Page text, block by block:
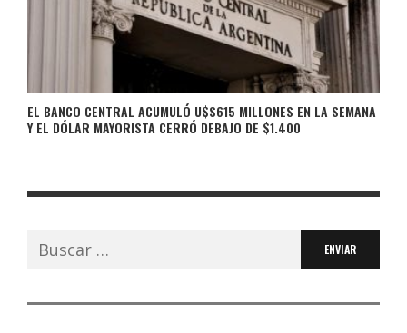
EL BANCO CENTRAL ACUMULÓ U$S615 MILLONES EN LA SEMANA
Y EL DÓLAR MAYORISTA CERRÓ DEBAJO DE $1.400
Buscar: